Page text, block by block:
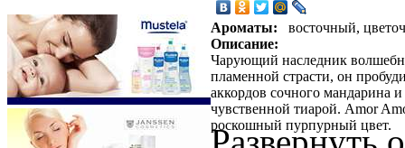
Ароматы:
восточный,
Описание:
Чарующий наследник
пламенной страсти, он
аккордов сочного мандарина
чувственной тиарой. Amor
роскошный пурпурный цвет.